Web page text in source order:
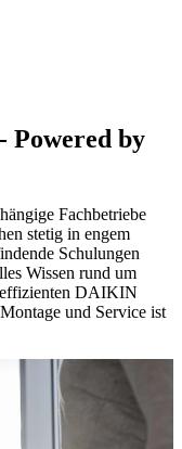
Powered by
Fachbetriebe
stetig in engem
Schulungen
Wissen rund um
DAIKIN
und Service ist